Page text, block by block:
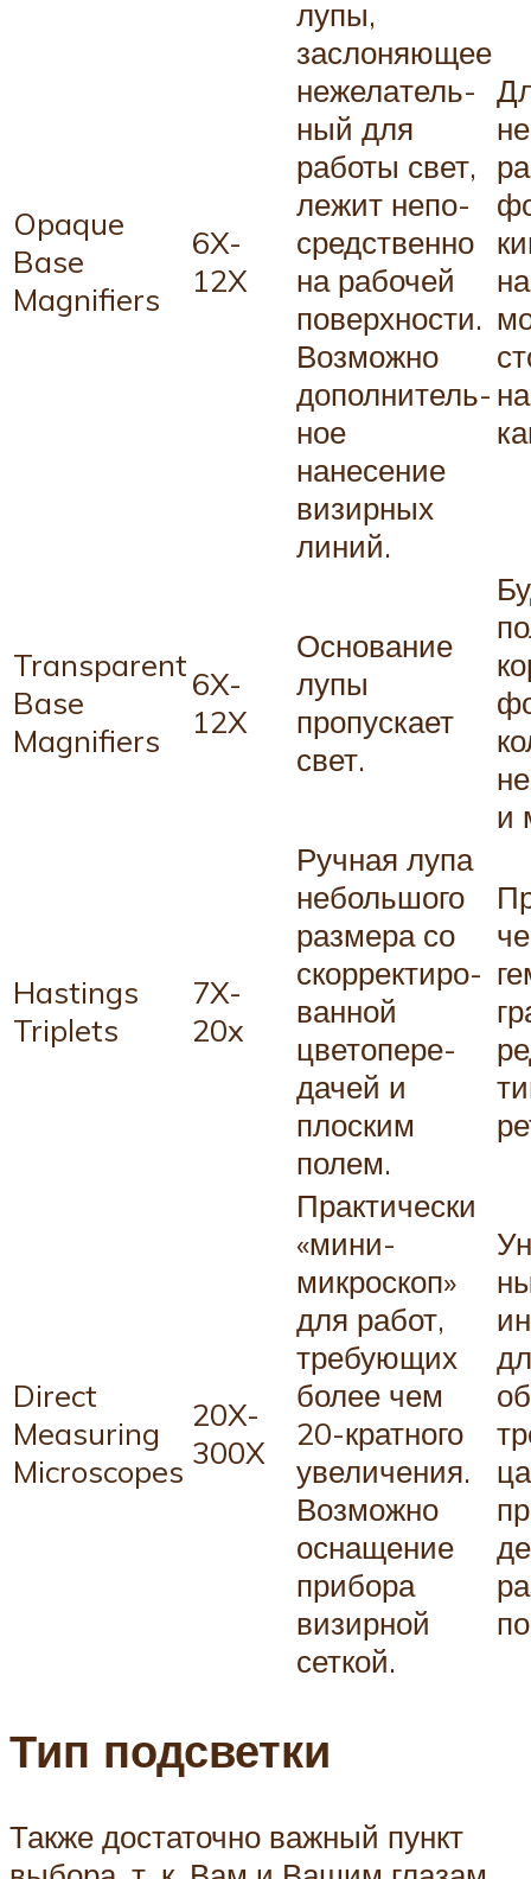
Opaque
Base
Magni­fiers
6X-
12X
лупы,
заслоняющее
нежела­тель­
ный для
работы свет,
лежит непо­
сред­ственно
на рабочей
поверхности.
Возможно
дополни­тель­
ное
нанесение
визирных
линий.
на
Transparent
Base
Magni­fiers
6X-
12X
Основание
лупы
пропускает
свет.
и
Hastings
Triplets
7X-
20x
Ручная лупа
небольшого
размера со
скорректиро­
ванной
цвето­пере­
дачей и
плоским
полем.
Direct
Measuring
Micro­scopes
20X-
300X
Практически
«мини-
микроскоп»
для работ,
требующих
более чем
20-кратного
увеличения.
Возможно
оснащение
прибора
визирной
сеткой.
Тип подсветки
Также достаточно важный пункт